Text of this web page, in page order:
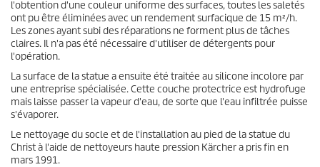
l'obtention d'une couleur uniforme des surfaces, toutes les saletés
ont pu être éliminées avec un rendement surfacique de 15 m²/h.
Les zones ayant subi des réparations ne forment plus de tâches
claires. Il n'a pas été nécessaire d'utiliser de détergents pour
l'opération.
La surface de la statue a ensuite été traitée au silicone incolore par
une entreprise spécialisée. Cette couche protectrice est hydrofuge
mais laisse passer la vapeur d'eau, de sorte que l'eau infiltrée puisse
s'évaporer.
Le nettoyage du socle et de l'installation au pied de la statue du
Christ à l'aide de nettoyeurs haute pression Kärcher a pris fin en
mars 1991.